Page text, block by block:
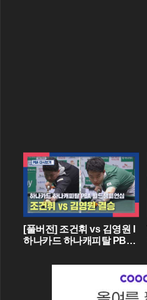
[풀버전] 조건휘 vs 김영원 I
하나카드 하나캐피탈 PBA
3.15 방송